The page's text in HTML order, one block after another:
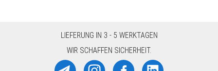
LIEFERUNG IN 3 - 5 WERKTAGEN
WIR SCHAFFEN SICHERHEIT.